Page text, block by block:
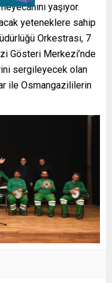
yaşıyor.
yeteneklere sahip
Orkestrası, 7
Gösteri Merkezi’nde
sergileyecek olan
ile Osmangazililerin